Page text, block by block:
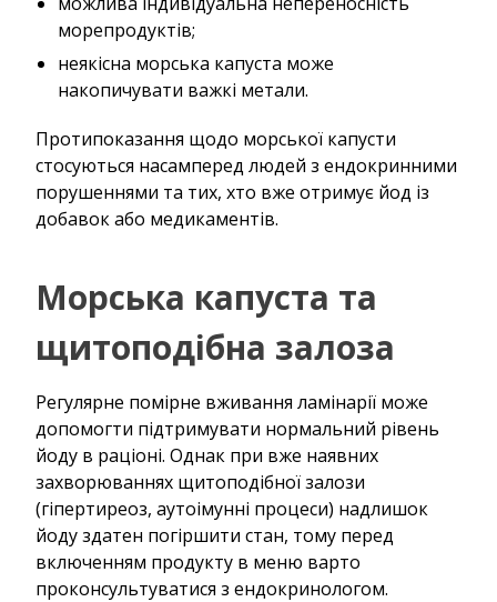
морепродуктів;
неякісна морська капуста може
накопичувати важкі метали.
Протипоказання щодо морської капусти
стосуються насамперед людей з ендокринними
порушеннями та тих, хто вже отримує йод із
добавок або медикаментів.
Морська капуста та
щитоподібна залоза
Регулярне помірне вживання ламінарії може
допомогти підтримувати нормальний рівень
йоду в раціоні. Однак при вже наявних
захворюваннях щитоподібної залози
(гіпертиреоз, аутоімунні процеси) надлишок
йоду здатен погіршити стан, тому перед
включенням продукту в меню варто
проконсультуватися з ендокринологом.